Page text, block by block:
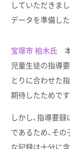
していただきま
データを準備し
宝塚市 柏木氏
児童生徒の指導
とりに合わせた
期待したためです
しかし、指導要
であるため、そ
な記録は十分に